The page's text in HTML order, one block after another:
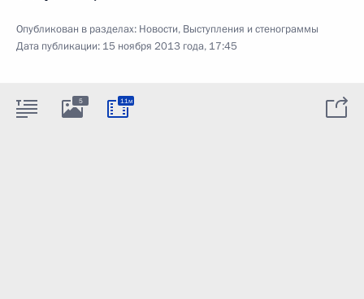
Опубликован в разделах: Новости, Выступления и стенограммы
Дата публикации: 15 ноября 2013 года, 17:45
5 11м